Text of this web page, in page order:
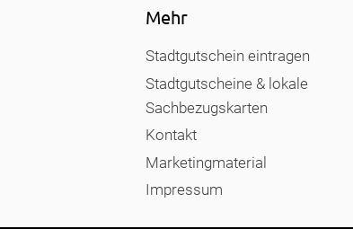
Mehr
Stadtgutschein eintragen
Stadtgutscheine & lokale
Sachbezugskarten
Kontakt
Marketingmaterial
Impressum